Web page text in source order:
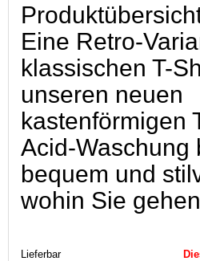
Eine Retro-
klassischen T-
unseren neuen
kastenförmigen
Acid-Waschung
bequem und
wohin Sie gehen
Lieferbar